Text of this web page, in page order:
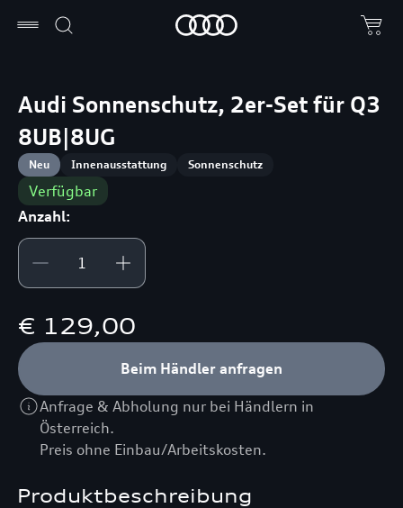
Produktbeschreibung
Audi Sonnenschutz, 2er-Set für Q3
8UB|8UG
Neu Innenausstattung Sonnenschutz
Verfügbar
Anzahl:
€ 129,00
Beim Händler anfragen
Anfrage & Abholung nur bei Händlern in
Österreich.
Preis ohne Einbau/Arbeitskosten.